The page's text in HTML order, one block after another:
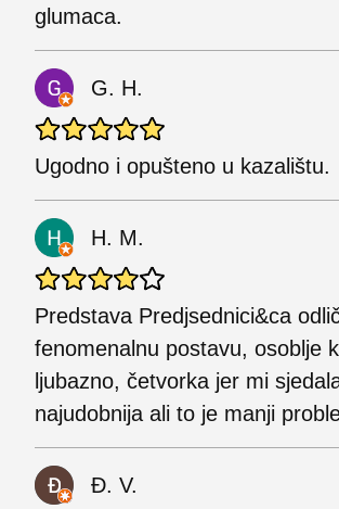
glumaca.
G. H.
Ugodno i opušteno u kazalištu.
H. M.
Predstava Predjsednici&ca
fenomenalnu postavu, osoblje
ljubazno, četvorka jer mi
najudobnija ali to je manji
Đ. V.